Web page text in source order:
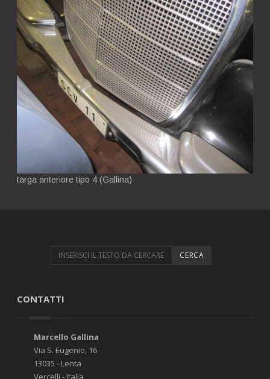
targa anteriore tipo 4 (Gallina)
CONTATTI
Marcello Gallina
Via S. Eugenio, 16
13035 - Lenta
Vercelli - Italia